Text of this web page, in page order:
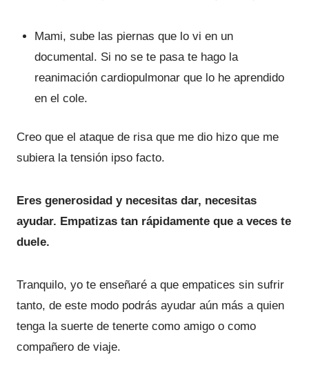
Mami, sube las piernas que lo vi en un
documental. Si no se te pasa te hago la
reanimación cardiopulmonar que lo he aprendido
en el cole.
Creo que el ataque de risa que me dio hizo que me
subiera la tensión ipso facto.
Eres generosidad y necesitas dar, necesitas
ayudar. Empatizas tan rápidamente que a veces te
duele.
Tranquilo, yo te enseñaré a que empatices sin sufrir
tanto, de este modo podrás ayudar aún más a quien
tenga la suerte de tenerte como amigo o como
compañero de viaje.